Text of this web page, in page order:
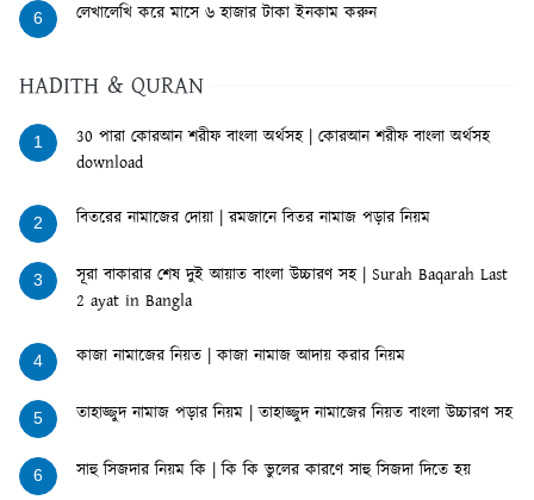
6 লেখালেখি করে মাসে ৬ হাজার টাকা ইনকাম করুন
HADITH & QURAN
1
30 পারা কোরআন শরীফ বাংলা অর্থসহ | কোরআন শরীফ বাংলা অর্থসহ
download
2 বিতরের নামাজের দোয়া | রমজানে বিতর নামাজ পড়ার নিয়ম
3
সূরা বাকারার শেষ দুই আয়াত বাংলা উচ্চারণ সহ | Surah Baqarah Last
2 ayat in Bangla
4 কাজা নামাজের নিয়ত | কাজা নামাজ আদায় করার নিয়ম
5 তাহাজ্জুদ নামাজ পড়ার নিয়ম | তাহাজ্জুদ নামাজের নিয়ত বাংলা উচ্চারণ সহ
6 সাহু সিজদার নিয়ম কি | কি কি ভুলের কারণে সাহু সিজদা দিতে হয়